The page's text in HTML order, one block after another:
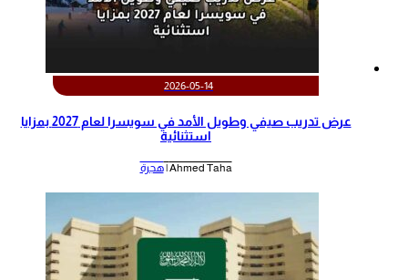
2026-05-14
عرض تدريب صيفي وطويل الأمد في سويسرا لعام 2027 بمزايا
استثنائية
Ahmed Taha | هجرة